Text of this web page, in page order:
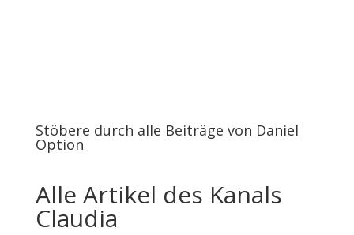
Stöbere durch alle Beiträge von Daniel
Option
Alle Artikel des Kanals
Claudia